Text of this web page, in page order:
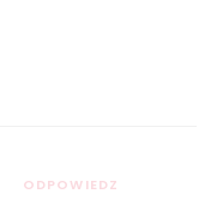
ODPOWIEDZ